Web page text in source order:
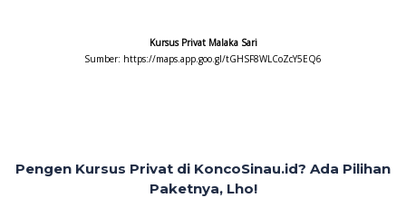
Kursus Privat Malaka Sari
Sumber: https://maps.app.goo.gl/tGHSF8WLCoZcY5EQ6
Pengen Kursus Privat di KoncoSinau.id? Ada Pilihan
Paketnya, Lho!